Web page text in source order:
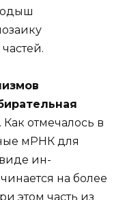
Как отмечалось в
мРНК для
ин-
на более
этом часть из